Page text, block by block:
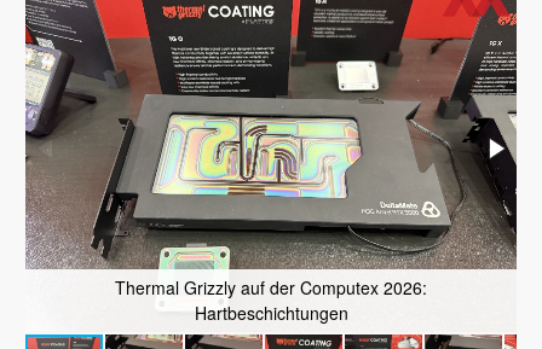
Thermal Grizzly auf der Computex 2026:
Hartbeschichtungen